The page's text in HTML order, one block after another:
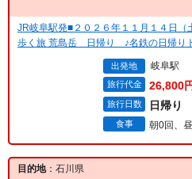
JR岐阜駅発■２０２６年１１月１４日（
歩く旅 荒島岳 日帰り ♪名鉄の日帰り
出発地 岐阜駅
旅行代金 26,800
旅行日数 日帰り
食事 朝0回、
目的地：石川県